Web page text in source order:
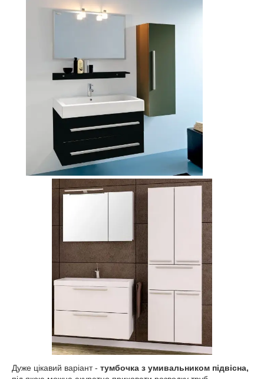
Дуже цікавий варіант - тумбочка з умивальником підвісна,